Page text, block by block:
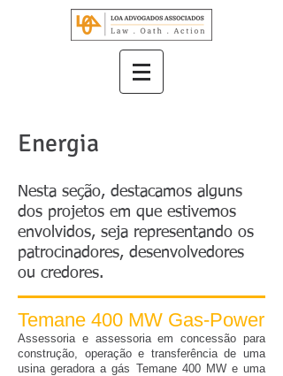
Energia
Nesta seção, destacamos alguns
dos projetos em que estivemos
envolvidos, seja representando os
patrocinadores, desenvolvedores
ou credores.
Temane 400 MW Gas-Power
Assessoria e assessoria em concessão para
construção, operação e transferência de uma
usina geradora a gás Temane 400 MW e uma